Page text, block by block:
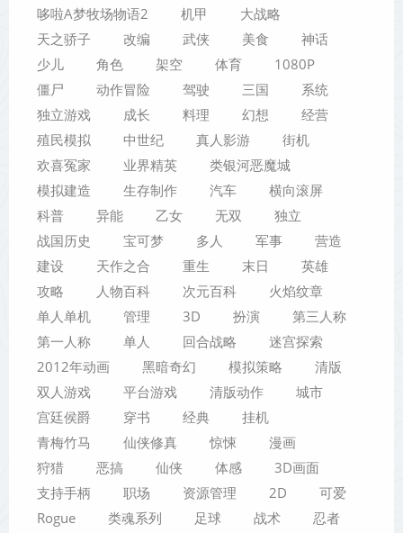
哆啦A梦牧场物语2
机甲
大战略
天之骄子
改编 武侠 美食
神话
少儿
角色 架空 体育
1080P
僵尸
动作冒险 驾驶 三国
系统
独立游戏
成长 料理 幻想
经营
殖民模拟
中世纪 真人影游
街机
欢喜冤家
业界精英
类银河恶魔城
模拟建造
生存制作 汽车
横向滚屏
科普
异能 乙女 无双
独立
战国历史
宝可梦 多人 军事
营造
建设
天作之合 重生 末日
英雄
攻略
人物百科 次元百科
火焰纹章
单人单机
管理 3D 扮演
第三人称
第一人称
单人 回合战略
迷宫探索
2012年动画
黑暗奇幻 模拟策略
清版
双人游戏
平台游戏 清版动作
城市
宫廷侯爵
穿书 经典
挂机
青梅竹马
仙侠修真 惊悚
漫画
狩猎
恶搞 仙侠 体感
3D画面
支持手柄
职场 资源管理 2D
可爱
Rogue
类魂系列 足球 战术
忍者